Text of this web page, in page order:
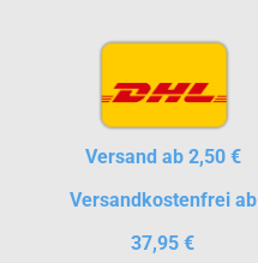
Versand ab 2,50 €
Versandkostenfrei ab
37,95 €